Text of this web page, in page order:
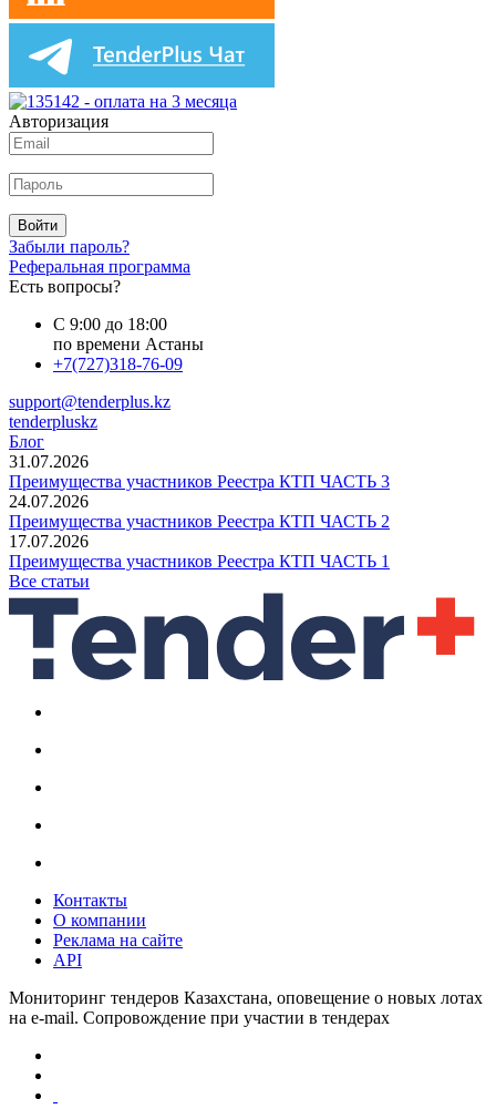
Авторизация
Войти
Забыли пароль?
Реферальная программа
Есть вопросы?
С 9:00 до 18:00
по времени Астаны
+7(727)318-76-09
support@tenderplus.kz
tenderpluskz
Блог
31.07.2026
Преимущества участников Реестра КТП ЧАСТЬ 3
24.07.2026
Преимущества участников Реестра КТП ЧАСТЬ 2
17.07.2026
Преимущества участников Реестра КТП ЧАСТЬ 1
Все статьи
Контакты
О компании
Реклама на сайте
API
Мониторинг тендеров Казахстана, оповещение о новых лотах
на e-mail. Сопровождение при участии в тендерах